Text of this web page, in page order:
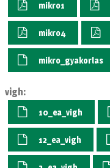
mikro1
mikro4
mikro_gyakorlas
vigh:
10_ea_vigh
12_ea_vigh